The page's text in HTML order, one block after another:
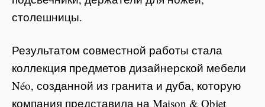
столешницы.
Результатом совместной работы стала
коллекция предметов дизайнерской мебели
Néo, созданной из гранита и дуба, которую
компания представила на Maison & Objet